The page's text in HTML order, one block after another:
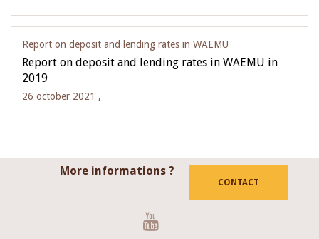
Report on deposit and lending rates in WAEMU
Report on deposit and lending rates in WAEMU in
2019
26 october 2021 ,
More informations ?
CONTACT